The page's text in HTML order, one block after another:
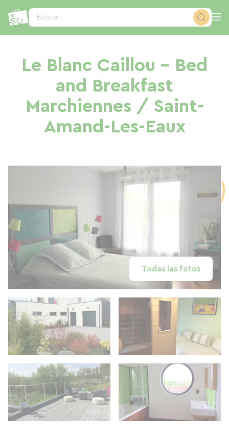
Buscar...
Le Blanc Caillou - Bed
and Breakfast
Marchiennes / Saint-
Amand-Les-Eaux
Todas las fotos
Panel de gestión de cookies